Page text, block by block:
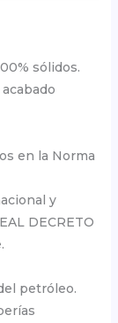
sólidos.
en la Norma
y
DECRETO
petróleo.